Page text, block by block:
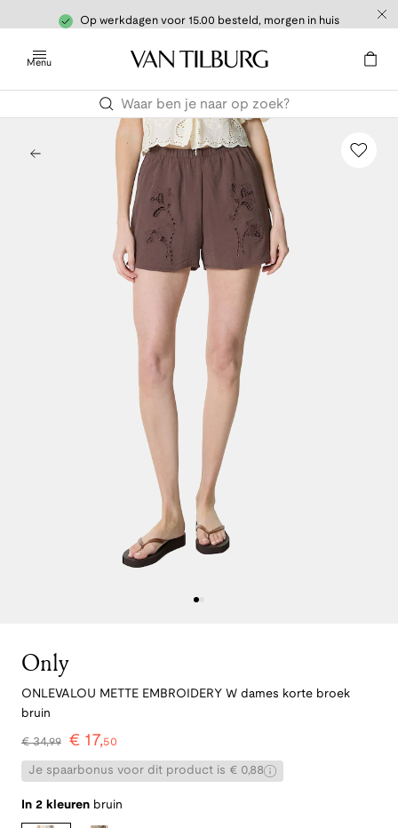
Op werkdagen voor 15.00 besteld, morgen in huis
Menu
Only
ONLEVALOU METTE EMBROIDERY W dames korte broek
bruin
€34,99 € 17,50
Je spaarbonus voor dit product is € 0,88
In 2 kleuren bruin